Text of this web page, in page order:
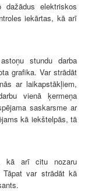
elektriskos
iekārtas, kā arī
stundu darba
grafika. Var strādāt
ar laikapstākļiem,
vienā ķermeņa
saskarsme ar
kā iekštelpās, tā
kā arī citu nozaru
Tāpat var strādāt kā